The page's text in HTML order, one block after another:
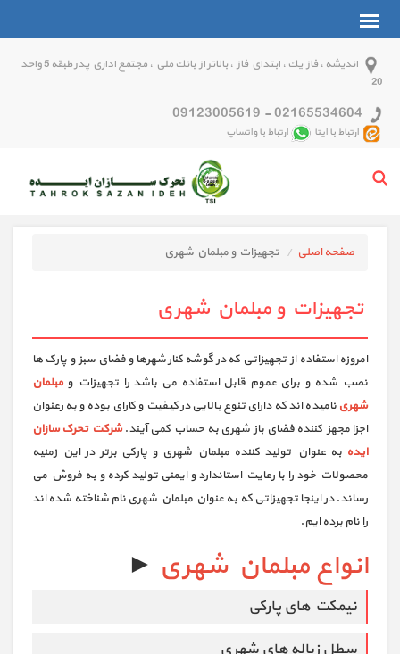
انديشه ، فاز يك ، ابتداي فاز ، بالاتر از بانك ملي ، مجتمع اداري پدر طبقه 5 واحد
20
02165534604
-
09123005619
ارتباط با ایتا ارتباط با واتساپ
صفحه اصلی تجهیزات و مبلمان شهری
تجهیزات و مبلمان شهری
امروزه استفاده از تجهیزاتی که در گوشه کنار شهرها و فضای سبز و پارک ها
نصب شده و برای عموم قابل استفاده می باشد را تجهیزات ومبلمان
شهری نامیده اند که دارای تنوع بالایی در کیفیت و کارای بوده و به رعنوان
اجزا مجهز کننده فضای باز شهری به حساب کمی آیند.شرکت تحرک سازان
ایده به عنوان تولید کننده مبلمان شهری و پارکی برتر در این زمنیه
محصولات خود را با رعایت استاندارد و ایمنی تولید کرده و به فروش می
رساند. در اینجا تجهیزاتی که به عنوان مبلمان شهری نام شناخته شده اند
را نام برده ایم.
انواع مبلمان شهری ►
نیمکت های پارکی